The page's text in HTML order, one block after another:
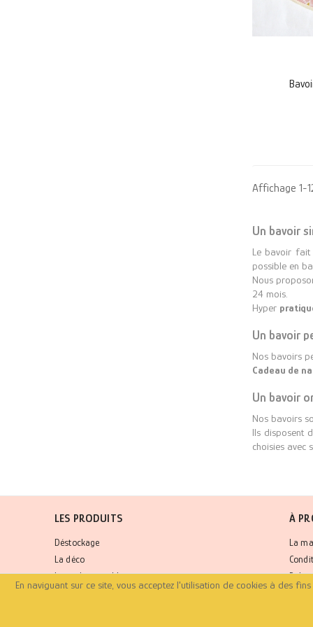
Affichage 1-
Un bavoir
Le bavoir
possible en
Nous
24 mois.
Hyper
Un bavoir
Nos bavoirs
Cadeau de
Un bavoir
Nos bavoirs
Ils disposent
choisies avec
LES PRODUITS
Déstockage
La déco
Les indispensables
Les personnalisables
À
La
En naviguant sur ce site, vous acceptez l'utilisation de cookies à des